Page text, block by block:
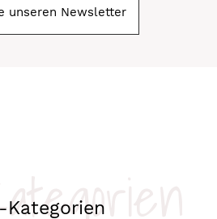
unseren Newsletter
Kategorien